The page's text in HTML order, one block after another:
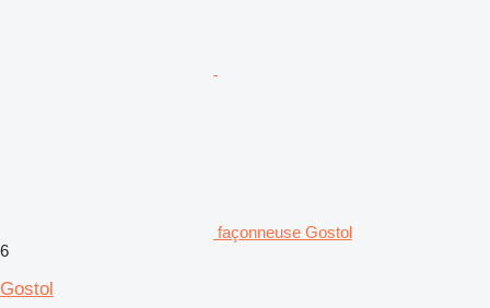
façonneuse Gostol
6
Gostol